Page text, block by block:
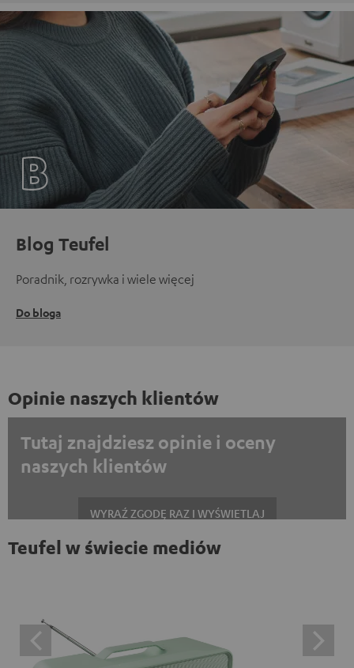
Blog Teufel
Poradnik, rozrywka i wiele więcej
Do bloga
Opinie naszych klientów
Tutaj znajdziesz opinie i oceny
naszych klientów
WYRAŹ ZGODĘ RAZ I WYŚWIETLAJ
Zawsze wyświetlać treści zewnętrzne? Włącz tę opcję w ustawieniach
tutaj za pomocą jednego kliknięcia. Kliknięcie na treść
oznacza wyrażenie zgody na wyświetlanie treści
Teufel w świecie mediów